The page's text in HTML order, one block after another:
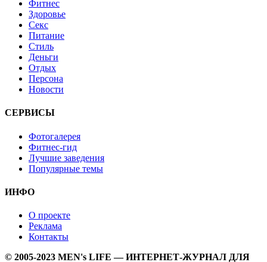
Фитнес
Здоровье
Секс
Питание
Стиль
Деньги
Отдых
Персона
Новости
СЕРВИСЫ
Фотогалерея
Фитнес-гид
Лучшие заведения
Популярные темы
ИНФО
О проекте
Реклама
Контакты
© 2005-2023 MEN's LIFE — ИНТЕРНЕТ-ЖУРНАЛ ДЛЯ